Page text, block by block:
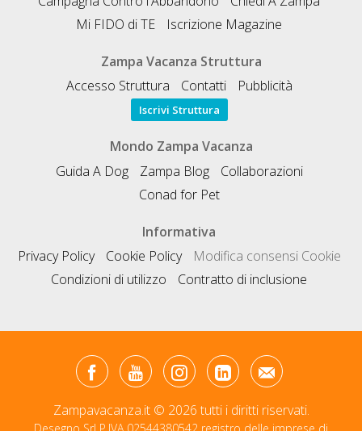
Mi FIDO di TE
Iscrizione Magazine
Zampa Vacanza Struttura
Accesso Struttura
Contatti Pubblicità
Iscrivi Struttura
Mondo Zampa Vacanza
Guida A Dog
Zampa Blog
Collaborazioni
Conad for Pet
Informativa
Privacy Policy
Cookie Policy
Modifica consensi Cookie
Condizioni di utilizzo
Contratto di inclusione
Zampavacanza.it © 2026 tutti i diritti riservati.